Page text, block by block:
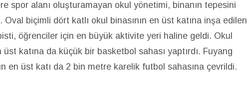
spor alanı oluşturamayan okul yönetimi, binanın tepesini
biçimli dört katlı okul binasının en üst katına inşa edilen
öğrenciler için en büyük aktivite yeri haline geldi. Okul
katına da küçük bir basketbol sahası yaptırdı. Fuyang
en üst katı da 2 bin metre karelik futbol sahasına çevrildi.